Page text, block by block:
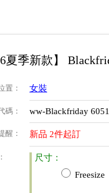
夏季新款】
置 ： 女裝
碼 ： ww-Blackfriday
醒 ： 新品 2件起訂
：
尺寸：
Freesize